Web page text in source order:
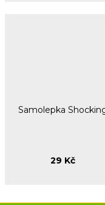
Samolepka
29 Kč